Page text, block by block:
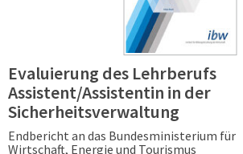
Evaluierung des Lehrberufs
Assistent/Assistentin in der
Sicherheitsverwaltung
Endbericht an das Bundesministerium für
Wirtschaft, Energie und Tourismus